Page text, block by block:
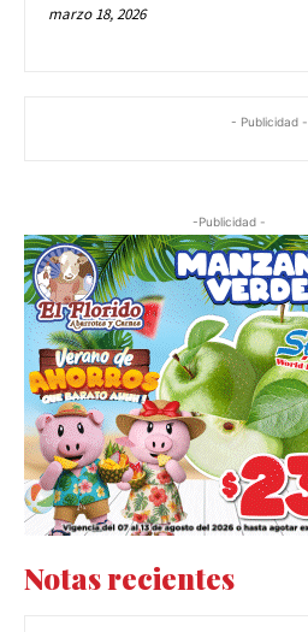
marzo 18, 2026
- Publicidad -
-Publicidad -
Notas recientes